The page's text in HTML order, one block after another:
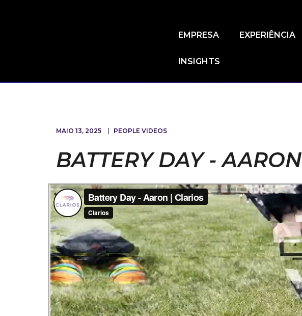
EMPRESA EXPERIÊNCIA
INSIGHTS
MAIO 13, 2025 PEOPLE VIDEOS
BATTERY DAY - AARON